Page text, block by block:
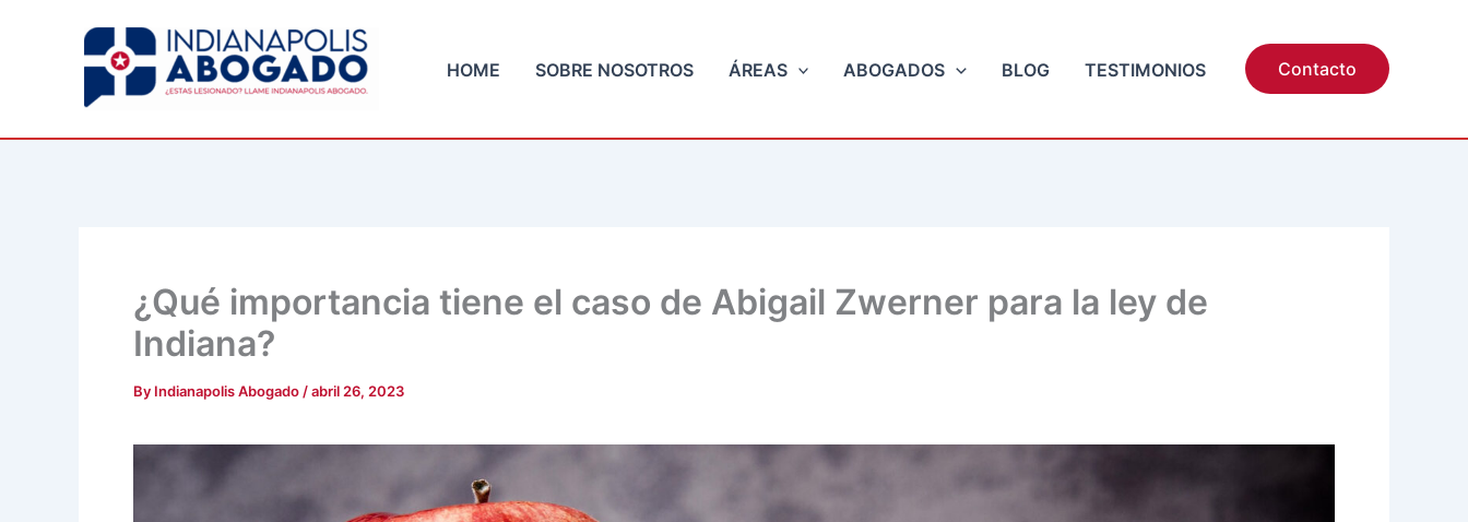
HOME SOBRE NOSOTROS ÁREAS ABOGADOS BLOG TESTIMONIOS Contacto
¿Qué importancia tiene el caso de Abigail Zwerner para la ley de
Indiana?
By Indianapolis Abogado /abril 26, 2023